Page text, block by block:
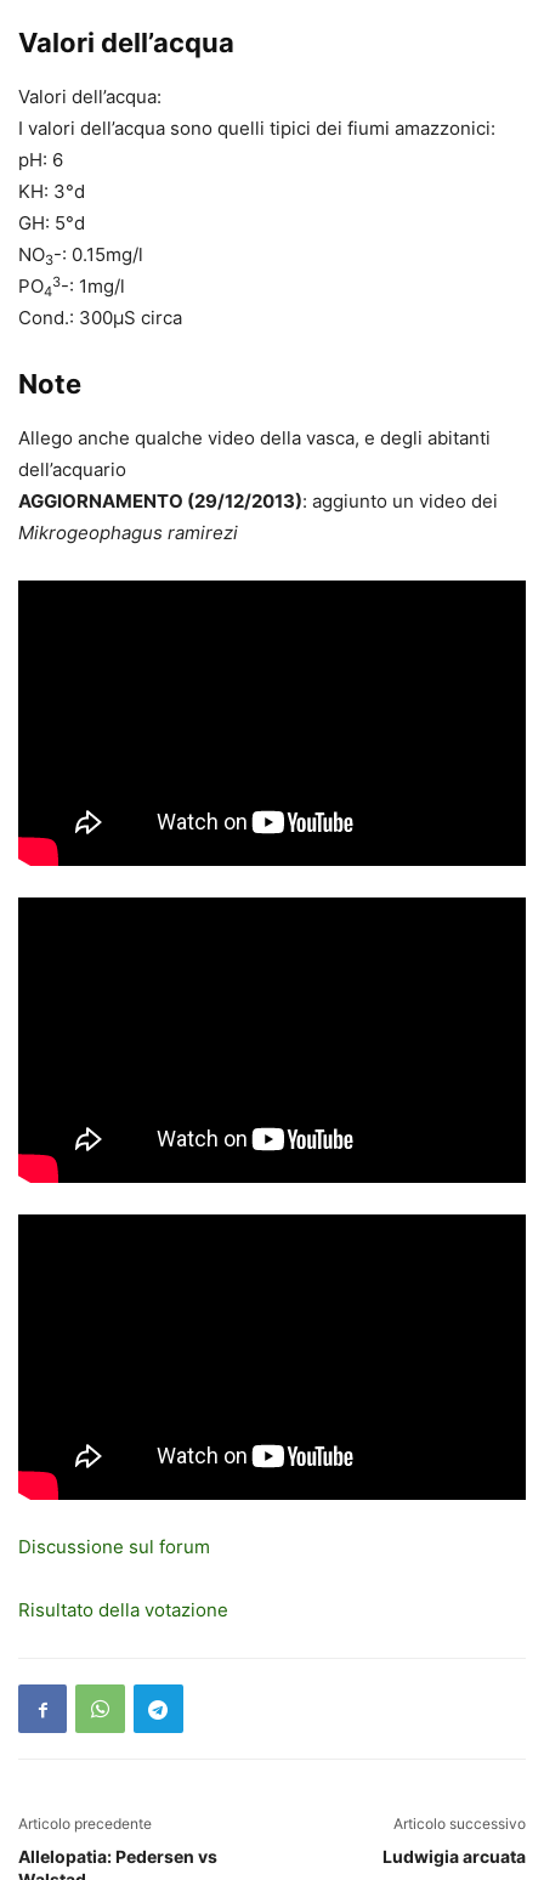
Valori dell’acqua
Valori dell’acqua:
I valori dell’acqua sono quelli tipici dei fiumi amazzonici:
pH: 6
KH: 3°d
GH: 5°d
NO3-: 0.15mg/l
PO4
3-: 1mg/l
Cond.: 300µS circa
Note
Allego anche qualche video della vasca, e degli abitanti
dell’acquario
AGGIORNAMENTO (29/12/2013): aggiunto un video dei
Mikrogeophagus ramirezi
Discussione sul forum
Risultato della votazione
Articolo precedente
Allelopatia: Pedersen vs
Articolo successivo
Ludwigia arcuata